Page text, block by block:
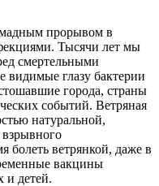
прорывом в
Тысячи лет мы
смертельными
глазу бактерии
города, страны
событий. Ветряная
натуральной,
взрывного
болеть ветрянкой, даже в
вакцины
и детей.